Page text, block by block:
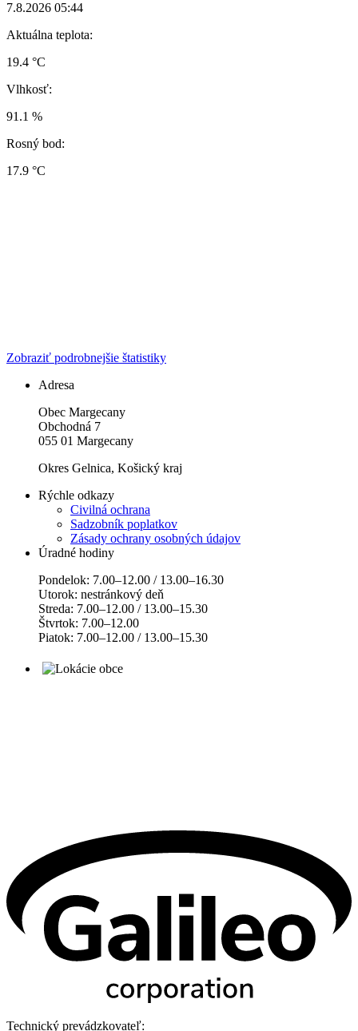
7.8.2026 05:44
Aktuálna teplota:
19.4 °C
Vlhkosť:
91.1 %
Rosný bod:
17.9 °C
Zobraziť podrobnejšie štatistiky
Adresa
Obec Margecany
Obchodná 7
055 01 Margecany
Okres Gelnica, Košický kraj
Rýchle odkazy
Civilná ochrana
Sadzobník poplatkov
Zásady ochrany osobných údajov
Úradné hodiny
Pondelok: 7.00–12.00 / 13.00–16.30
Utorok: nestránkový deň
Streda: 7.00–12.00 / 13.00–15.30
Štvrtok: 7.00–12.00
Piatok: 7.00–12.00 / 13.00–15.30
Technický prevádzkovateľ: